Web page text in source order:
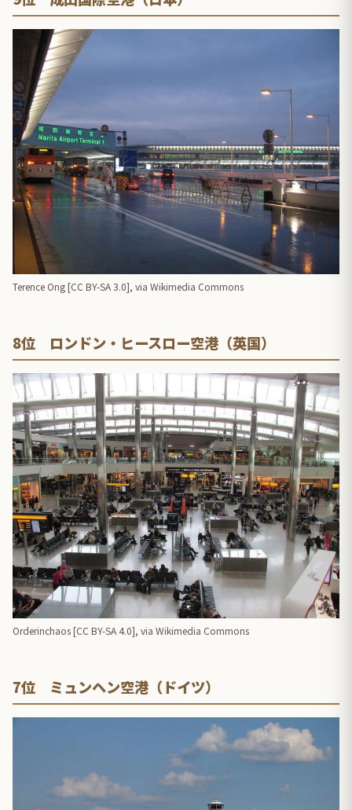
Terence Ong [CC BY-SA 3.0], via Wikimedia Commons
8位 ロンドン・ヒースロー空港（英国）
Orderinchaos [CC BY-SA 4.0], via Wikimedia Commons
7位 ミュンヘン空港（ドイツ）